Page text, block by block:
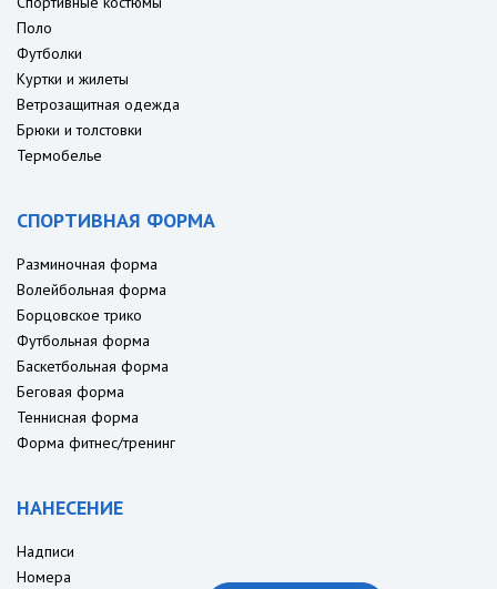
Поло
Футболки
Куртки и жилеты
Ветрозащитная одежда
Брюки и толстовки
Термобелье
СПОРТИВНАЯ ФОРМА
Разминочная форма
Волейбольная форма
Борцовское трико
Футбольная форма
Баскетбольная форма
Беговая форма
Теннисная форма
Форма фитнес/тренинг
НАНЕСЕНИЕ
Надписи
Номера